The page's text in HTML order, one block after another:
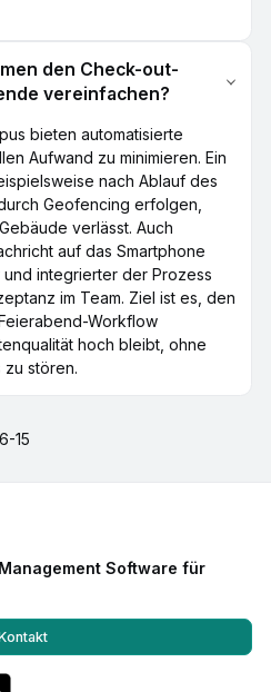
den Check-out-
vereinfachen?
bieten automatisierte
Aufwand zu minimieren. Ein
nach Ablauf des
Geofencing erfolgen,
verlässt. Auch
auf das Smartphone
integrierter der Prozess
im Team. Ziel ist es, den
Workflow
hoch bleibt, ohne
zu stören.
15
Software für